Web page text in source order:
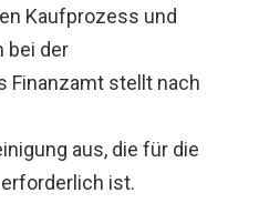
Kaufprozess und
bei der
Finanzamt stellt nach
aus, die für die
ist.